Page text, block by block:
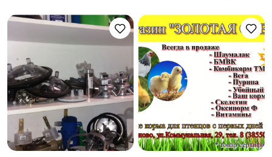
Аквариумистика